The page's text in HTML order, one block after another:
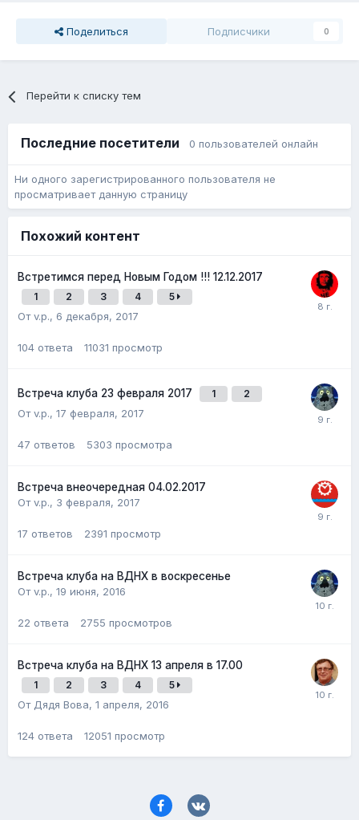
Поделиться Подписчики 0
Перейти к списку тем
Последние посетители 0 пользователей онлайн
Ни одного зарегистрированного пользователя не
просматривает данную страницу
Похожий контент
Встретимся перед Новым Годом !!! 12.12.2017
1 2 3 4 5
От v.p., 6 декабря, 2017
104 ответа 11031 просмотр
Встреча клуба 23 февраля 2017 1 2
От v.p., 17 февраля, 2017
47 ответов 5303 просмотра
Встреча внеочередная 04.02.2017
От v.p., 3 февраля, 2017
17 ответов 2391 просмотр
Встреча клуба на ВДНХ в воскресенье
От v.p., 19 июня, 2016
22 ответа 2755 просмотров
Встреча клуба на ВДНХ 13 апреля в 17.00
1 2 3 4 5
От Дядя Вова, 1 апреля, 2016
124 ответа 12051 просмотр